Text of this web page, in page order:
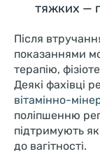
тяжких —
Після
показаннями
терапію,
Деякі фахівці
вітамінно-
поліпшенню
підтримують
до вагітності.